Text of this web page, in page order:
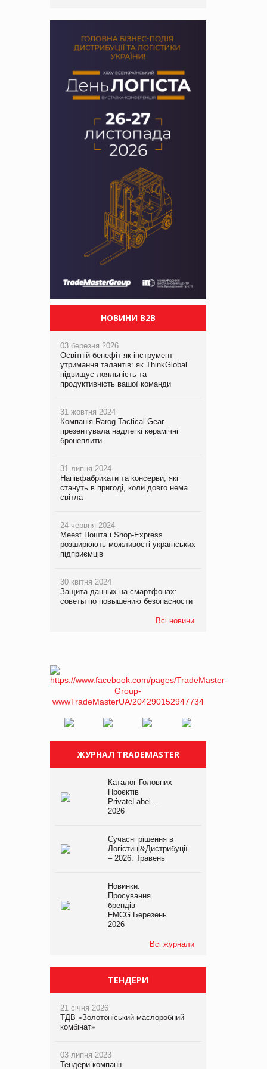
НОВИНИ B2B
03 березня 2026
Освітній бенефіт як інструмент
утримання талантів: як ThinkGlobal
підвищує лояльність та
продуктивність вашої команди
31 жовтня 2024
Компанія Rarog Tactical Gear
презентувала надлегкі керамічні
бронеплити
31 липня 2024
Напівфабрикати та консерви, які
стануть в пригоді, коли довго нема
світла
24 червня 2024
Meest Пошта і Shop-Express
розширюють можливості українських
підприємців
30 квітня 2024
Защита данных на смартфонах:
советы по повышению безопасности
Всі новини
ЖУРНАЛ TRADEMASTER
Каталог Головних
Проєктів
PrivateLabel –
2026
Сучасні рішення в
Логістиці&Дистрибуції
– 2026. Травень
Новинки.
Просування
брендів
FMCG.Березень
2026
Всі журнали
ТЕНДЕРИ
21 січня 2026
ТДВ «Золотоніський маслоробний
комбінат»
03 липня 2023
Тендери компанії